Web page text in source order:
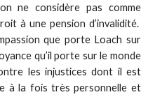
ne considère pas comme
à une pension d’invalidité.
que porte Loach sur
qu’il porte sur le monde
les injustices dont il est
à la fois très personnelle et